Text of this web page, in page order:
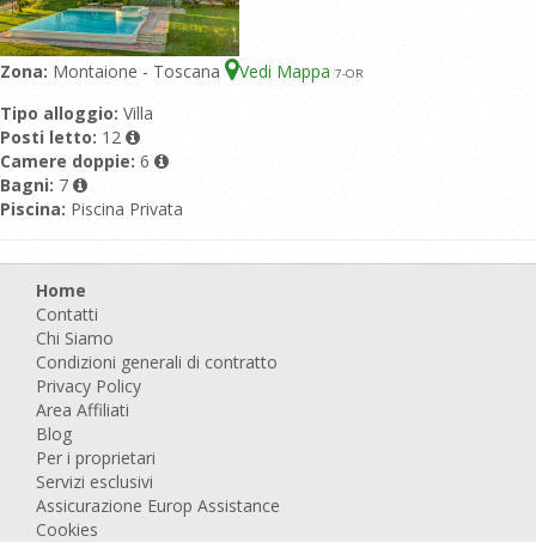
Zona: Montaione - Toscana Vedi Mappa 7-OR
Tipo alloggio: Villa
Posti letto: 12
Camere doppie: 6
Bagni: 7
Piscina: Piscina Privata
Home
Contatti
Chi Siamo
Condizioni generali di contratto
Privacy Policy
Area Affiliati
Blog
Per i proprietari
Servizi esclusivi
Assicurazione Europ Assistance
Cookies